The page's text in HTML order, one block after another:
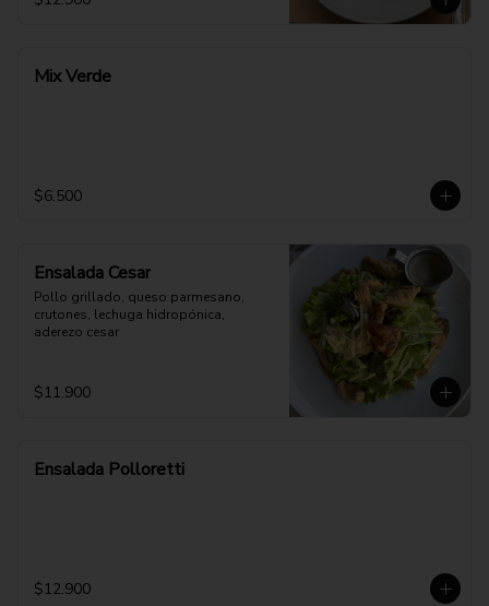
Mix Verde
$6.500
Ensalada Cesar
Pollo grillado, queso parmesano,
crutones, lechuga hidropónica,
aderezo cesar
$11.900
Ensalada Polloretti
$12.900